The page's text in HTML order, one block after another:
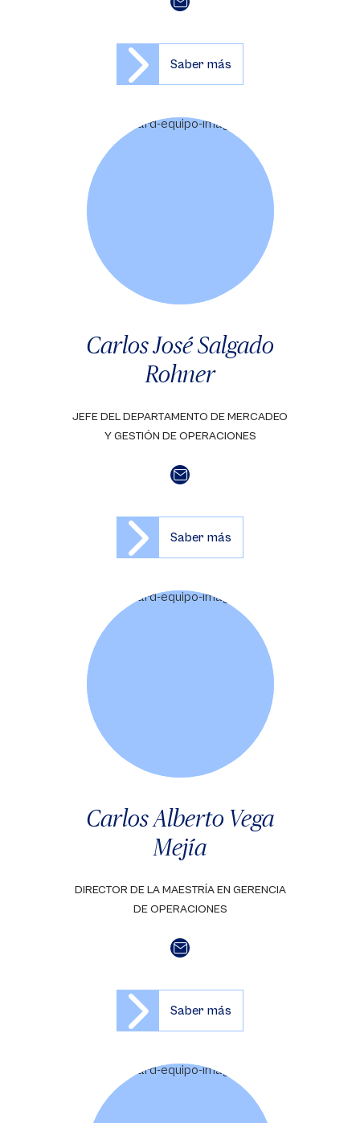
Saber más
Carlos José Salgado
Rohner
JEFE DEL DEPARTAMENTO DE MERCADEO
Y GESTIÓN DE OPERACIONES
Saber más
Carlos Alberto Vega
Mejía
DIRECTOR DE LA MAESTRÍA EN GERENCIA
DE OPERACIONES
Saber más